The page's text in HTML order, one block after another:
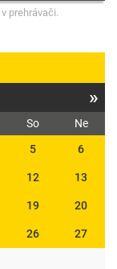
v prehrávači.
»
So
Ne
5 6
12 13
19 20
26 27